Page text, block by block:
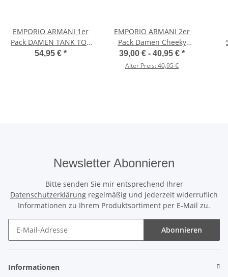
EMPORIO ARMANI 1er
Pack DAMEN TANK TOP
SHIRT
54,95 € *
EMPORIO ARMANI 2er
Pack Damen Cheeky
Hotpants von XS bis XL
39,00 € - 40,95 € *
Alter Preis:40,95 €
Newsletter Abonnieren
Bitte senden Sie mir entsprechend Ihrer
Datenschutzerklärung regelmäßig und jederzeit widerruflich
Informationen zu Ihrem Produktsortiment per E-Mail zu.
Abonnieren
Informationen